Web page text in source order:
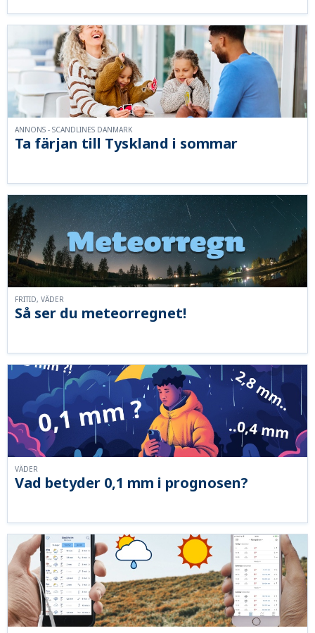
Ta färjan till Tyskland i sommar
ANNONS - SCANDLINES DANMARK
Så ser du meteorregnet!
FRITID, VÄDER
Vad betyder 0,1 mm i prognosen?
VÄDER